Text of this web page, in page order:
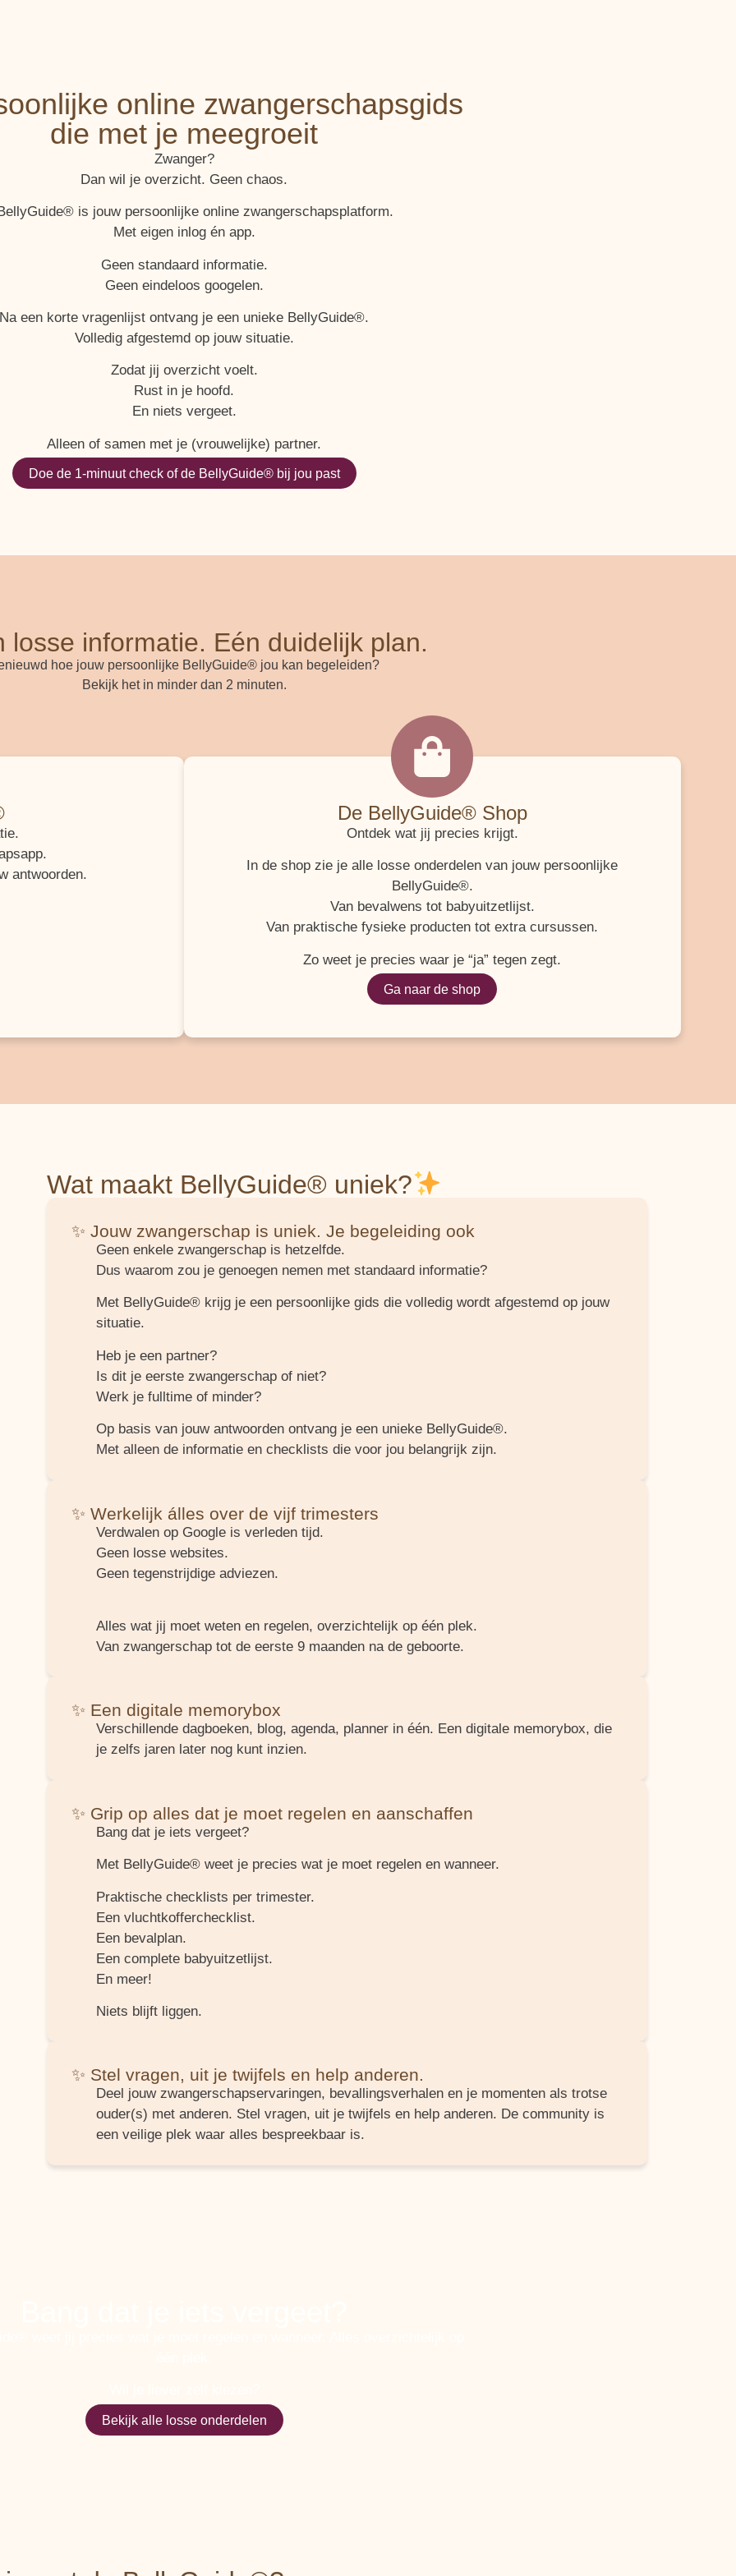
online zwangerschapsgids
die met je meegroeit
Zwanger?
Dan wil je overzicht. Geen chaos.
is jouw persoonlijke online zwangerschapsplatform.
Met eigen inlog én app.
Geen standaard informatie.
Geen eindeloos googelen.
Na een korte vragenlijst ontvang je een unieke BellyGuide®.
Volledig afgestemd op jouw situatie.
Zodat jij overzicht voelt.
Rust in je hoofd.
En niets vergeet.
Alleen of samen met je (vrouwelijke) partner.
Doe de 1-minuut check of de BellyGuide® bij jou past
losse informatie. Eén duidelijk plan.
hoe jouw persoonlijke BellyGuide® jou kan begeleiden?
Bekijk het in minder dan 2 minuten.
antwoorden.
De BellyGuide® Shop
Ontdek wat jij precies krijgt.
In de shop zie je alle losse onderdelen van jouw persoonlijke
BellyGuide®.
Van bevalwens tot babyuitzetlijst.
Van praktische fysieke producten tot extra cursussen.
Zo weet je precies waar je “ja” tegen zegt.
Ga naar de shop
Wat maakt BellyGuide® uniek?
✨ Jouw zwangerschap is uniek. Je begeleiding ook
Geen enkele zwangerschap is hetzelfde.
Dus waarom zou je genoegen nemen met standaard informatie?
Met BellyGuide® krijg je een persoonlijke gids die volledig wordt afgestemd op jouw
situatie.
Heb je een partner?
Is dit je eerste zwangerschap of niet?
Werk je fulltime of minder?
Op basis van jouw antwoorden ontvang je een unieke BellyGuide®.
Met alleen de informatie en checklists die voor jou belangrijk zijn.
✨ Werkelijk álles over de vijf trimesters
Verdwalen op Google is verleden tijd.
Geen losse websites.
Geen tegenstrijdige adviezen.
Alles wat jij moet weten en regelen, overzichtelijk op één plek.
Van zwangerschap tot de eerste 9 maanden na de geboorte.
✨ Een digitale memorybox
Verschillende dagboeken, blog, agenda, planner in één. Een digitale memorybox, die
je zelfs jaren later nog kunt inzien.
✨ Grip op alles dat je moet regelen en aanschaffen
Bang dat je iets vergeet?
Met BellyGuide® weet je precies wat je moet regelen en wanneer.
Praktische checklists per trimester.
Een vluchtkofferchecklist.
Een bevalplan.
Een complete babyuitzetlijst.
En meer!
Niets blijft liggen.
✨ Stel vragen, uit je twijfels en help anderen.
Deel jouw zwangerschapservaringen, bevallingsverhalen en je momenten als trotse
ouder(s) met anderen. Stel vragen, uit je twijfels en help anderen. De community is
een veilige plek waar alles bespreekbaar is.
Bekijk alle losse onderdelen